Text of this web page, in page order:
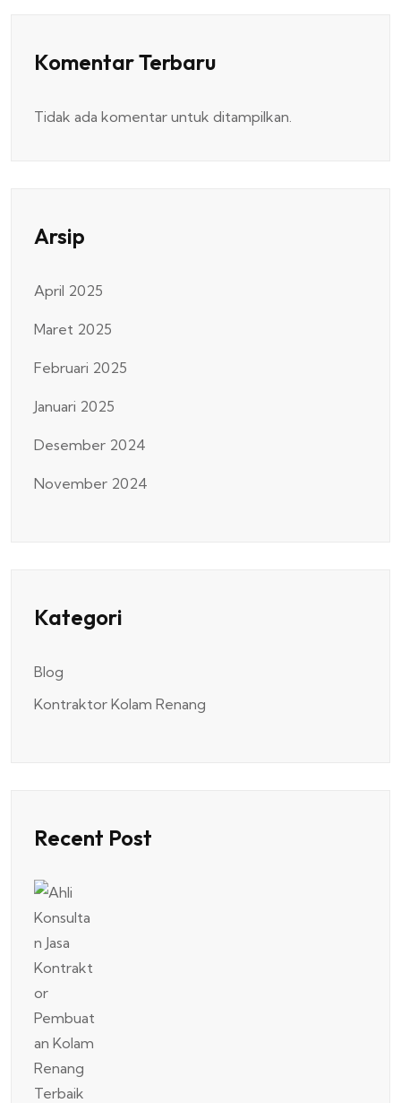
Komentar Terbaru
Tidak ada komentar untuk ditampilkan.
Arsip
April 2025
Maret 2025
Februari 2025
Januari 2025
Desember 2024
November 2024
Kategori
Blog
Kontraktor Kolam Renang
Recent Post